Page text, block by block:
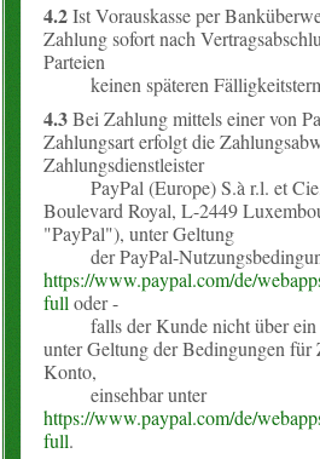
4.2Ist Vorauskasse per
Zahlung sofort nach
Parteien
keinen späteren
4.3Bei Zahlung mittels einer von
Zahlungsart erfolgt die
Zahlungsdienstleister
PayPal (Europe) S.à r.l. et
Boulevard Royal, L-2449
"PayPal"), unter Geltung
der PayPal-
https://www.paypal.com/de/
fulloder -
falls der Kunde nicht über ein
unter Geltung der Bedingungen für
Konto,
einsehbar unter
https://www.paypal.com/de/
full.